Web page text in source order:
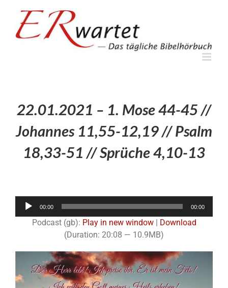
springen
22.01.2021 – 1. Mose 44-45 //
Johannes 11,55-12,19 // Psalm
18,33-51 // Sprüche 4,10-13
Audio-
00:00 00:00
Podcast (gb): Play in new window|
Download
(Duration: 20:08 — 10.9MB)